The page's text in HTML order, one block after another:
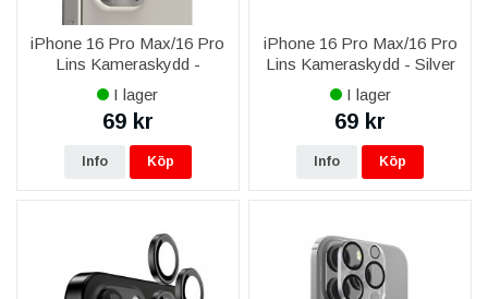
iPhone 16 Pro Max/16 Pro
Lins Kameraskydd -
Titangrå
I lager
69 kr
Info Köp
iPhone 16 Pro Max/16 Pro
Lins Kameraskydd - Silver
I lager
69 kr
Info Köp